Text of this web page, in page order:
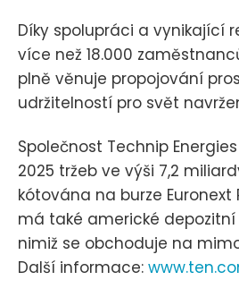
Díky spolupráci a vynikající
více než 18.000
plně věnuje propojování
udržitelností pro svět
Společnost Technip
2025 tržeb ve výši 7,2
kótována na burze Euronext
má také americké depozitní
nimiž se obchoduje na
Další informace: